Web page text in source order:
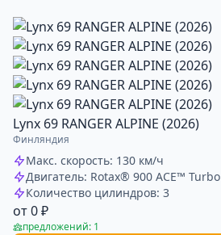
Lynx 69 RANGER ALPINE (2026)
Финляндия
Макс. скорость: 130 км/ч
Двигатель: Rotax® 900 ACE™ Turbo
Количество цилиндров: 3
от 0 ₽
предложений: 1